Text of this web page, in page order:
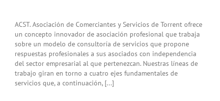
ACST. Asociación de Comerciantes y Servicios de Torrent ofrece
un concepto innovador de asociación profesional que trabaja
sobre un modelo de consultoría de servicios que propone
respuestas profesionales a sus asociados con independencia
del sector empresarial al que pertenezcan. Nuestras líneas de
trabajo giran en torno a cuatro ejes fundamentales de
servicios que, a continuación, [...]